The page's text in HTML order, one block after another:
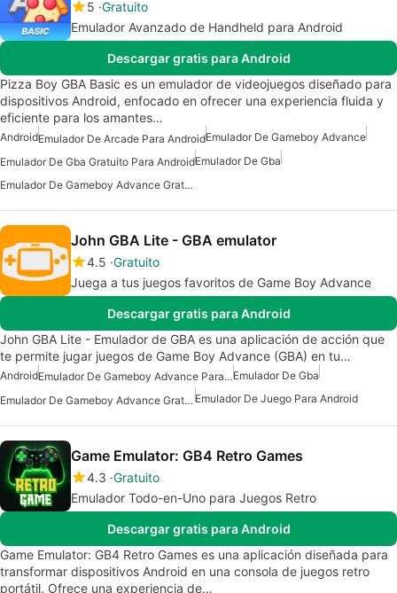
5 Gratuito
Emulador Avanzado de Handheld para Android
Descargar gratis para Android
Pizza Boy GBA Basic es un emulador de videojuegos diseñado para
dispositivos Android, enfocado en ofrecer una experiencia fluida y
eficiente para los amantes…
AndroidEmulador De Arcade Para AndroidEmulador De Gameboy Advance
Emulador De Gba Gratuito Para AndroidEmulador De Gba
Emulador De Gameboy Advance Gratuito Para Android
John GBA Lite - GBA emulator
4.5 Gratuito
Juega a tus juegos favoritos de Game Boy Advance
Descargar gratis para Android
John GBA Lite - Emulador de GBA es una aplicación de acción que
te permite jugar juegos de Game Boy Advance (GBA) en tu…
Android Emulador De Gameboy Advance Para AndroidEmulador De Gba
Emulador De Gameboy Advance Gratuito Para Android Emulador De Juego Para Android
Game Emulator: GB4 Retro Games
4.3 Gratuito
Emulador Todo-en-Uno para Juegos Retro
Descargar gratis para Android
Game Emulator: GB4 Retro Games es una aplicación diseñada para
transformar dispositivos Android en una consola de juegos retro
portátil. Ofrece una experiencia de…